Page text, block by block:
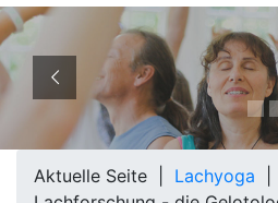
EUROPÄISCHER
FÜR
Aktuelle Seite | Lachyoga